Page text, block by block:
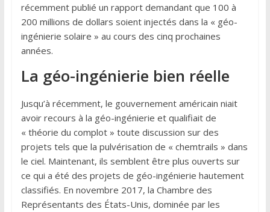
récemment publié un rapport demandant que 100 à
200 millions de dollars soient injectés dans la « géo-
ingénierie solaire » au cours des cinq prochaines
années.
La géo-ingénierie bien réelle
Jusqu’à récemment, le gouvernement américain niait
avoir recours à la géo-ingénierie et qualifiait de
« théorie du complot » toute discussion sur des
projets tels que la pulvérisation de « chemtrails » dans
le ciel. Maintenant, ils semblent être plus ouverts sur
ce qui a été des projets de géo-ingénierie hautement
classifiés. En novembre 2017, la Chambre des
Représentants des États-Unis, dominée par les